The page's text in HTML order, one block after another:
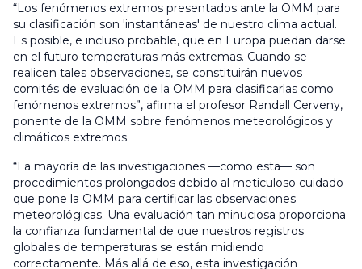
“Los fenómenos extremos presentados ante la OMM para
su clasificación son 'instantáneas' de nuestro clima actual.
Es posible, e incluso probable, que en Europa puedan darse
en el futuro temperaturas más extremas. Cuando se
realicen tales observaciones, se constituirán nuevos
comités de evaluación de la OMM para clasificarlas como
fenómenos extremos”, afirma el profesor Randall Cerveny,
ponente de la OMM sobre fenómenos meteorológicos y
climáticos extremos.
“La mayoría de las investigaciones —como esta— son
procedimientos prolongados debido al meticuloso cuidado
que pone la OMM para certificar las observaciones
meteorológicas. Una evaluación tan minuciosa proporciona
la confianza fundamental de que nuestros registros
globales de temperaturas se están midiendo
correctamente. Más allá de eso, esta investigación